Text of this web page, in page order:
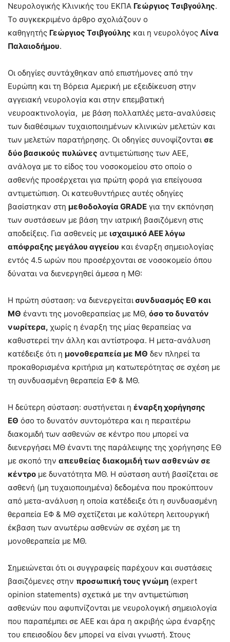
Νευρολογικής Κλινικής του ΕΚΠΑ Γεώργιος Τσιβγούλης.
Το συγκεκριμένο άρθρο σχολιάζουν ο
καθηγητής Γεώργιος Τσιβγούλης και η νευρολόγος Λίνα
Παλαιοδήμου.
Οι οδηγίες συντάχθηκαν από επιστήμονες από την
Ευρώπη και τη Βόρεια Αμερική με εξειδίκευση στην
αγγειακή νευρολογία και στην επεμβατική
νευροακτινολογία, με βάση πολλαπλές μετα-αναλύσεις
των διαθέσιμων τυχαιοποιημένων κλινικών μελετών και
των μελετών παρατήρησης. Οι οδηγίες συνοψίζονται σε
δύο βασικούς πυλώνες αντιμετώπισης των ΑΕΕ,
ανάλογα με το είδος του νοσοκομείου στο οποίο ο
ασθενής προσέρχεται για πρώτη φορά για επείγουσα
αντιμετώπιση. Οι κατευθυντήριες αυτές οδηγίες
βασίστηκαν στη μεθοδολογία GRADE για την εκπόνηση
των συστάσεων με βάση την ιατρική βασιζόμενη στις
αποδείξεις. Για ασθενείς με ισχαιμικό ΑΕΕ λόγω
απόφραξης μεγάλου αγγείου και έναρξη σημειολογίας
εντός 4.5 ωρών που προσέρχονται σε νοσοκομείο όπου
δύναται να διενεργηθεί άμεσα η ΜΘ:
Η πρώτη σύσταση: να διενεργείται συνδυασμός ΕΘ και
ΜΘ έναντι της μονοθεραπείας με ΜΘ, όσο το δυνατόν
νωρίτερα, χωρίς η έναρξη της μίας θεραπείας να
καθυστερεί την άλλη και αντίστροφα. Η μετα-ανάλυση
κατέδειξε ότι η μονοθεραπεία με ΜΘ δεν πληρεί τα
προκαθορισμένα κριτήρια μη κατωτερότητας σε σχέση με
τη συνδυασμένη θεραπεία ΕΦ & ΜΘ.
Η δεύτερη σύσταση: συστήνεται η έναρξη χορήγησης
ΕΘ όσο το δυνατόν συντομότερα και η περαιτέρω
διακομιδή των ασθενών σε κέντρο που μπορεί να
διενεργήσει ΜΘ έναντι της παράλειψης της χορήγησης ΕΘ
με σκοπό την απευθείας διακομιδή των ασθενών σε
κέντρο με δυνατότητα ΜΘ. Η σύσταση αυτή βασίζεται σε
ασθενή (μη τυχαιοποιημένα) δεδομένα που προκύπτουν
από μετα-ανάλυση η οποία κατέδειξε ότι η συνδυασμένη
θεραπεία ΕΦ & ΜΘ σχετίζεται με καλύτερη λειτουργική
έκβαση των ανωτέρω ασθενών σε σχέση με τη
μονοθεραπεία με ΜΘ.
Σημειώνεται ότι οι συγγραφείς παρέχουν και συστάσεις
βασιζόμενες στην προσωπική τους γνώμη (expert
opinion statements) σχετικά με την αντιμετώπιση
ασθενών που αφυπνίζονται με νευρολογική σημειολογία
που παραπέμπει σε ΑΕΕ και άρα η ακριβής ώρα έναρξης
του επεισοδίου δεν μπορεί να είναι γνωστή. Στους